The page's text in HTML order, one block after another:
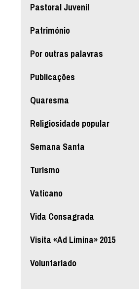
Pastoral Juvenil
Património
Por outras palavras
Publicações
Quaresma
Religiosidade popular
Semana Santa
Turismo
Vaticano
Vida Consagrada
Visita «Ad Limina» 2015
Voluntariado